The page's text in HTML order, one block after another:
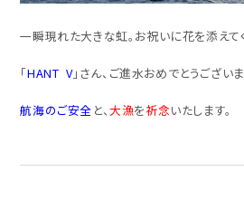
一瞬現れた大きな虹。お祝いに花を添えて
「HANT V」さん、ご進水おめでとうございま
航海のご安全 と、大漁を祈念いたします。